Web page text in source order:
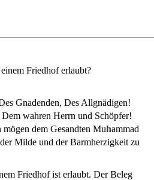
Friedhof erlaubt?
Gnadenden, Des Allgnädigen!
wahren Herrn und Schöpfer!
dem Gesandten Muhammad
Milde und der Barmherzigkeit zu
Friedhof ist erlaubt. Der Beleg